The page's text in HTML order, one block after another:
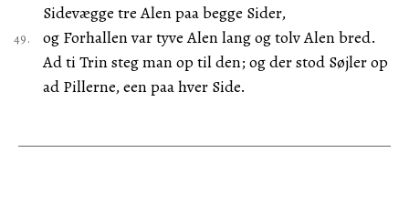
Sidevægge tre Alen paa begge Sider,
og Forhallen var tyve Alen lang og tolv Alen bred.
Ad ti Trin steg man op til den; og der stod Søjler op
ad Pillerne, een paa hver Side.